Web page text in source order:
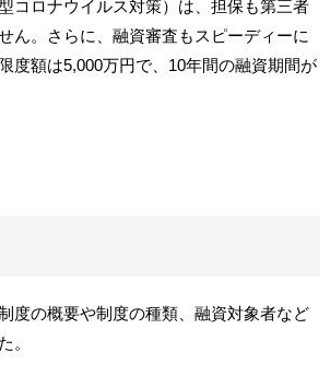
コロナウイルス対策）は、担保も第三者
ん。さらに、融資審査もスピーディーに
度額は5,000万円で、10年間の融資期間が
度の概要や制度の種類、融資対象者など
。